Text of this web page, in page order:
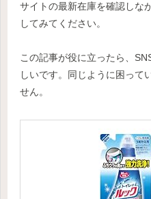
サイトの最新在庫を確認しな
してみてください。
この記事が役に立ったら、
しいです。同じように困って
せん。